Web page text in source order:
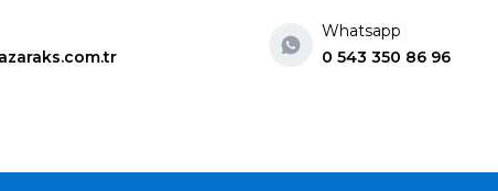
Whatsapp
0 543 350 86 96